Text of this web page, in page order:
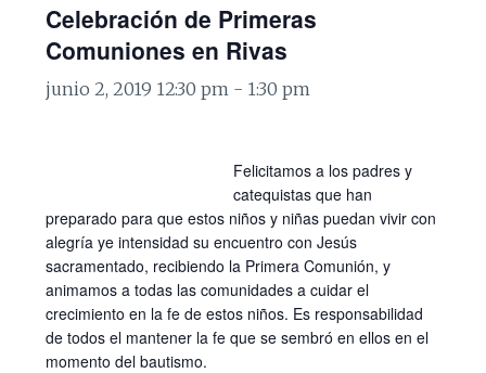
Celebración de Primeras
Comuniones en Rivas
junio 2, 2019 12:30 pm - 1:30 pm
Felicitamos a los padres y
catequistas que han
preparado para que estos niños y niñas puedan vivir con
alegría ye intensidad su encuentro con Jesús
sacramentado, recibiendo la Primera Comunión, y
animamos a todas las comunidades a cuidar el
crecimiento en la fe de estos niños. Es responsabilidad
de todos el mantener la fe que se sembró en ellos en el
momento del bautismo.